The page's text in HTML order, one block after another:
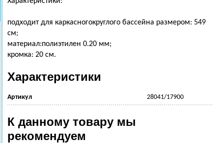
подходит для каркасногокруглого бассейна размером: 549
см;
материал:полиэтилен 0.20 мм;
кромка: 20 см.
Характеристики
Артикул 28041/17900
К данному товару мы
рекомендуем